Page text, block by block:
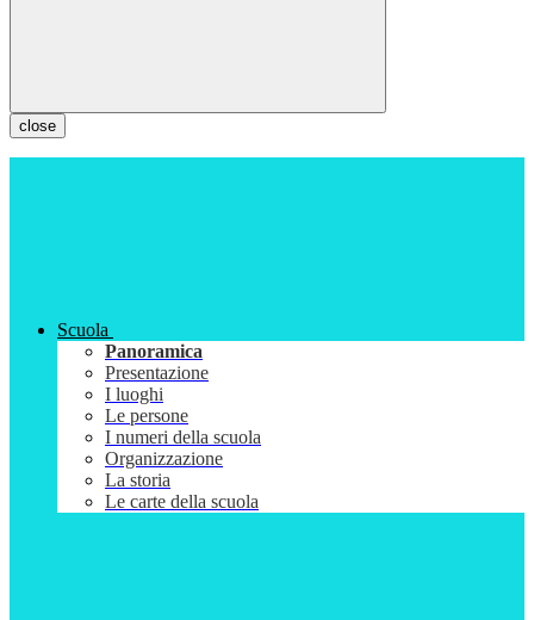
close
Scuola
Panoramica
Presentazione
I luoghi
Le persone
I numeri della scuola
Organizzazione
La storia
Le carte della scuola